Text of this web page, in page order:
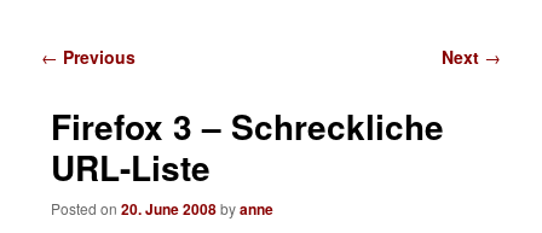
Post
← Previous Next →
Firefox 3 – Schreckliche
URL-Liste
Posted on 20. June 2008byanne